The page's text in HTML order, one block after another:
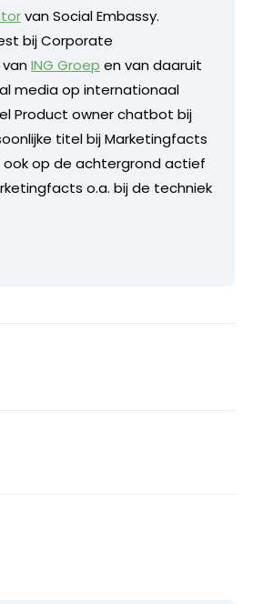
van Social Embassy.
bij Corporate
ING Groep en van daaruit
media op internationaal
Product owner chatbot bij
titel bij Marketingfacts
ook op de achtergrond actief
o.a. bij de techniek